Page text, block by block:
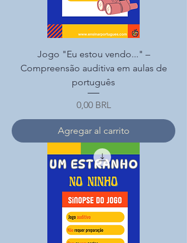
Jogo "Eu estou vendo..." –
Compreensão auditiva em aulas de
português
Precio
0,00 BRL
Agregar al carrito